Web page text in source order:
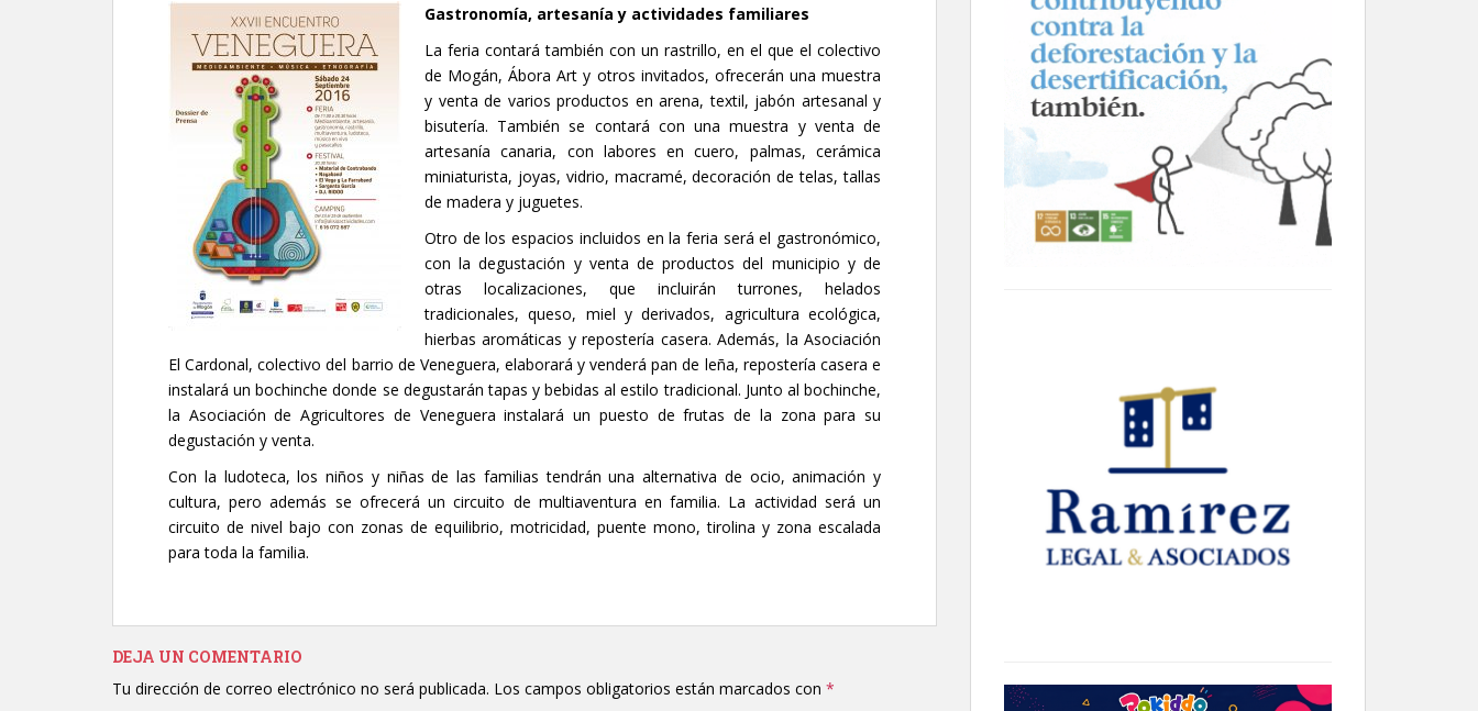
Gastronomía, artesanía y actividades familiares
La feria contará también con un rastrillo, en el que el colectivo
de Mogán, Ábora Art y otros invitados, ofrecerán una muestra
y venta de varios productos en arena, textil, jabón artesanal y
bisutería. También se contará con una muestra y venta de
artesanía canaria, con labores en cuero, palmas, cerámica
miniaturista, joyas, vidrio, macramé, decoración de telas, tallas
de madera y juguetes.
Otro de los espacios incluidos en la feria será el gastronómico,
con la degustación y venta de productos del municipio y de
otras localizaciones, que incluirán turrones, helados
tradicionales, queso, miel y derivados, agricultura ecológica,
hierbas aromáticas y repostería casera. Además, la Asociación
El Cardonal, colectivo del barrio de Veneguera, elaborará y venderá pan de leña, repostería casera e
instalará un bochinche donde se degustarán tapas y bebidas al estilo tradicional. Junto al bochinche,
la Asociación de Agricultores de Veneguera instalará un puesto de frutas de la zona para su
degustación y venta.
Con la ludoteca, los niños y niñas de las familias tendrán una alternativa de ocio, animación y
cultura, pero además se ofrecerá un circuito de multiaventura en familia. La actividad será un
circuito de nivel bajo con zonas de equilibrio, motricidad, puente mono, tirolina y zona escalada
para toda la familia.
DEJA UN COMENTARIO
Tu dirección de correo electrónico no será publicada. Los campos obligatorios están marcados con *